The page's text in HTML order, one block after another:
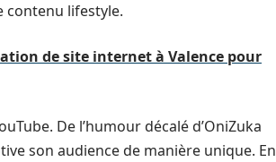
contenu lifestyle.
de site internet à Valence pour
De l’humour décalé d’OniZuka
son audience de manière unique. En